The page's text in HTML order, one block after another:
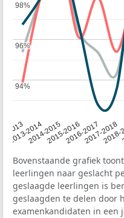
2013
2013-2014
2014-20152015-20162016-20172017-2018
94%
94%
96%
96%
98%
98%
Bovenstaande grafiek
leerlingen naar geslacht
geslaagde leerlingen is
geslaagden te delen door
examenkandidaten in een